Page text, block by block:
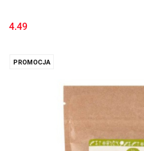
4.49
PROMOCJA